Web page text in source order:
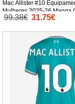
Mac Allister #10
Mulheres 2025-26 Manga
99.38€ 31.75€